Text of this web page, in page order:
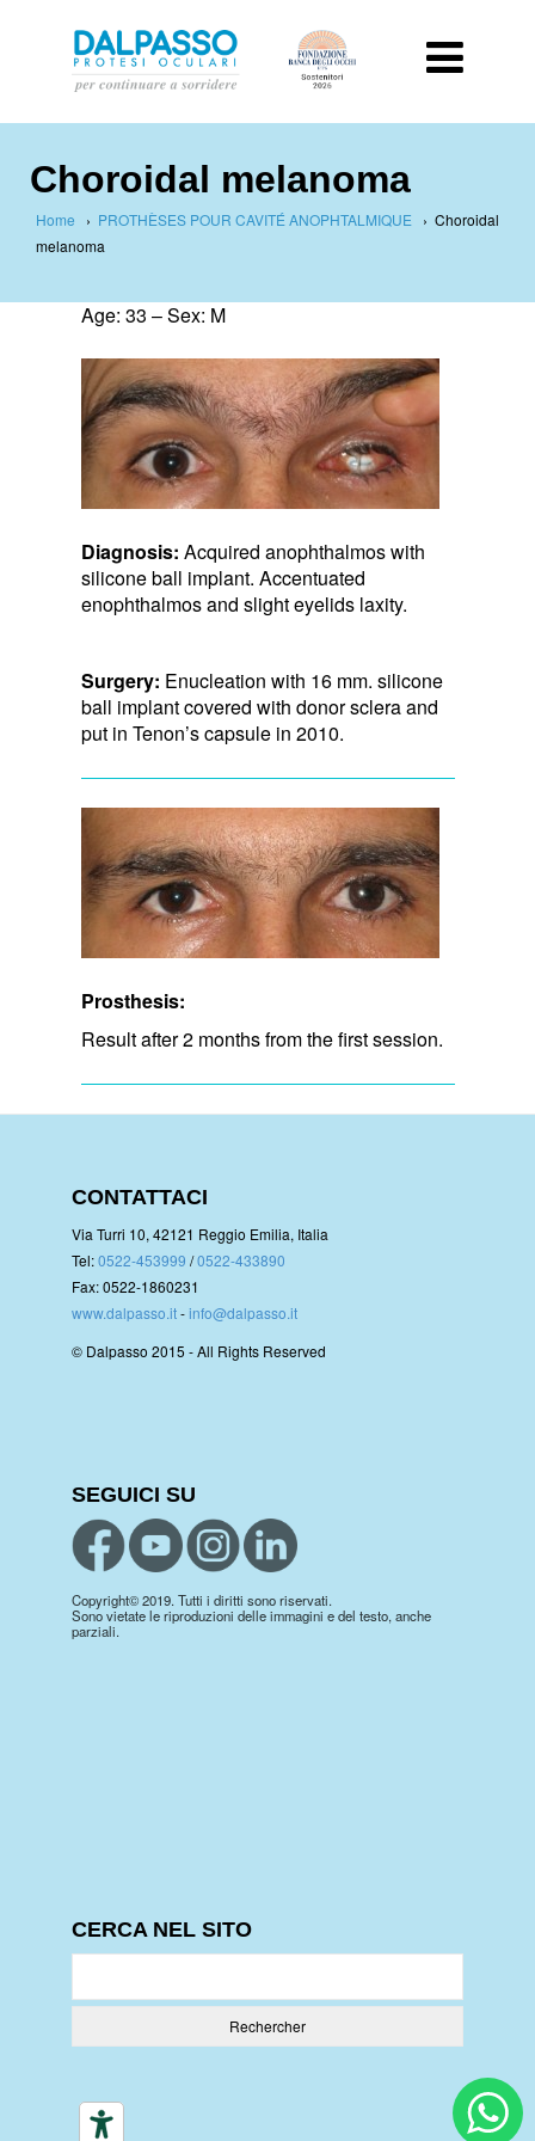
Choroidal melanoma
Home › PROTHÈSES POUR CAVITÉ ANOPHTALMIQUE › Choroidal
melanoma
Age: 33 – Sex: M
Diagnosis: Acquired anophthalmos with
silicone ball implant. Accentuated
enophthalmos and slight eyelids laxity.
Surgery: Enucleation with 16 mm. silicone
ball implant covered with donor sclera and
put in Tenon’s capsule in 2010.
Prosthesis:
Result after 2 months from the first session.
CONTATTACI
Via Turri 10, 42121 Reggio Emilia, Italia
Tel:0522-453999 /0522-433890
Fax: 0522-1860231
www.dalpasso.it-info@dalpasso.it
© Dalpasso 2015 - All Rights Reserved
SEGUICI SU
Copyright© 2019. Tutti i diritti sono riservati.
Sono vietate le riproduzioni delle immagini e del testo, anche
parziali.
CERCA NEL SITO